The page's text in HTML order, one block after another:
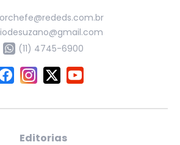
(11) 4745-6900
Editorias